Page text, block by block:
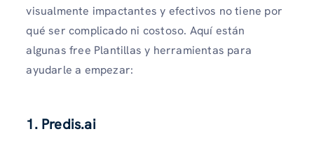
visualmente impactantes y efectivos no tiene por
qué ser complicado ni costoso. Aquí están
algunas free Plantillas y herramientas para
ayudarle a empezar:
1. Predis.ai